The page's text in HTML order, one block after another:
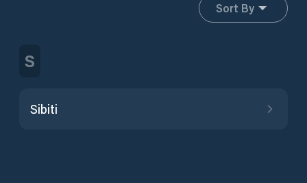
Sort By
S
Sibiti